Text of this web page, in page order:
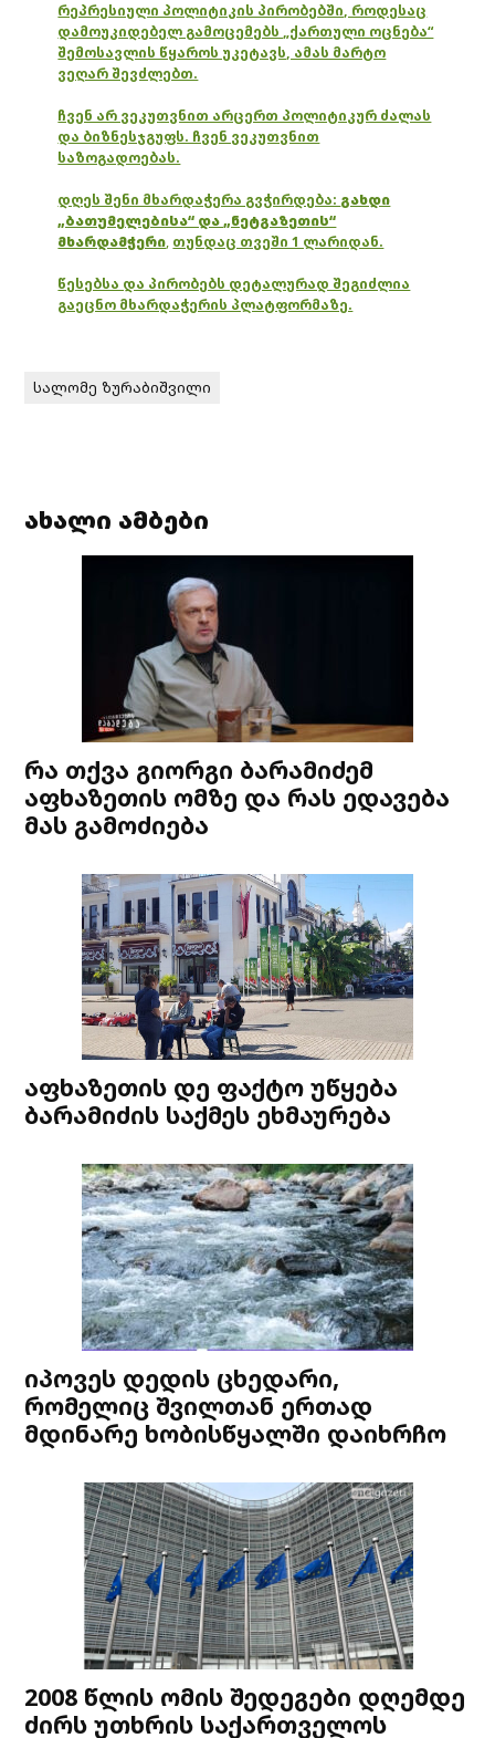
რეპრესიული პოლიტიკის პირობებში, როდესაც
დამოუკიდებელ გამოცემებს „ქართული ოცნება“
შემოსავლის წყაროს უკეტავს, ამას მარტო
ვეღარ შევძლებთ.
ჩვენ არ ვეკუთვნით არცერთ პოლიტიკურ ძალას
და ბიზნესჯგუფს. ჩვენ ვეკუთვნით
საზოგადოებას.
დღეს შენი მხარდაჭერა გვჭირდება: გახდი
„ბათუმელებისა“ და „ნეტგაზეთის“
მხარდამჭერი, თუნდაც თვეში 1 ლარიდან.
წესებსა და პირობებს დეტალურად შეგიძლია
გაეცნო მხარდაჭერის პლატფორმაზე.
სალომე ზურაბიშვილი
ახალი ამბები
რა თქვა გიორგი ბარამიძემ
აფხაზეთის ომზე და რას ედავება
მას გამოძიება
აფხაზეთის დე ფაქტო უწყება
ბარამიძის საქმეს ეხმაურება
იპოვეს დედის ცხედარი,
რომელიც შვილთან ერთად
მდინარე ხობისწყალში დაიხრჩო
2008 წლის ომის შედეგები დღემდე
ძირს უთხრის საქართველოს